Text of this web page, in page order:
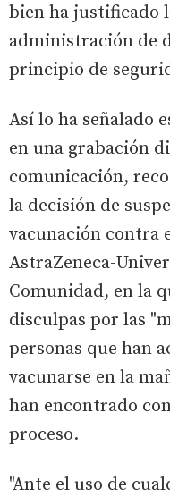
bien ha justificado
administración de
principio de
Así lo ha señalado
en una grabación
comunicación,
la decisión de
vacunación contra
AstraZeneca-
Comunidad, en la
disculpas por las
personas que han
vacunarse en la
han encontrado
proceso.
"Ante el uso de